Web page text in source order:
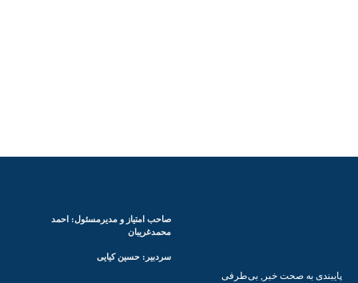
پایبندی به صحت خبر, بی‌طرفی
صاحب امتیاز و مدیرمسئول: احمد
محمدغریبان
سردبیر: حسین کیایی